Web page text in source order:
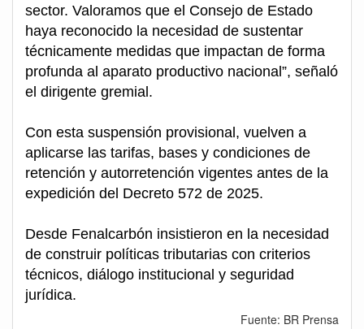
sector. Valoramos que el Consejo de Estado
haya reconocido la necesidad de sustentar
técnicamente medidas que impactan de forma
profunda al aparato productivo nacional”, señaló
el dirigente gremial.
Con esta suspensión provisional, vuelven a
aplicarse las tarifas, bases y condiciones de
retención y autorretención vigentes antes de la
expedición del Decreto 572 de 2025.
Desde Fenalcarbón insistieron en la necesidad
de construir políticas tributarias con criterios
técnicos, diálogo institucional y seguridad
jurídica.
Fuente: BR Prensa